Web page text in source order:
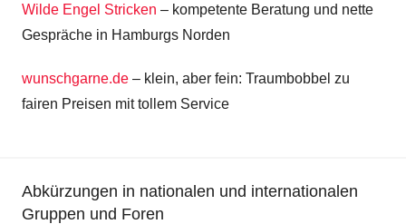
Wilde Engel Stricken – kompetente Beratung und nette
Gespräche in Hamburgs Norden
wunschgarne.de – klein, aber fein: Traumbobbel zu
fairen Preisen mit tollem Service
Abkürzungen in nationalen und internationalen
Gruppen und Foren